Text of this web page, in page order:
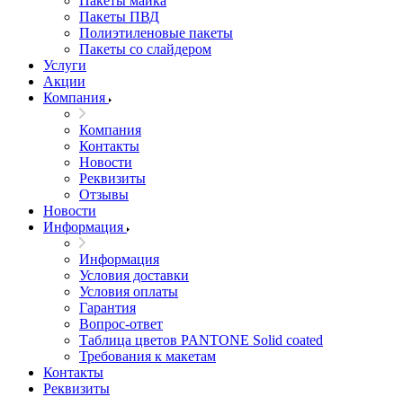
Пакеты ПВД
Полиэтиленовые пакеты
Пакеты со слайдером
Услуги
Акции
Компания
Компания
Контакты
Новости
Реквизиты
Отзывы
Новости
Информация
Информация
Условия доставки
Условия оплаты
Гарантия
Вопрос-ответ
Таблица цветов PANTONE Solid coated
Требования к макетам
Контакты
Реквизиты